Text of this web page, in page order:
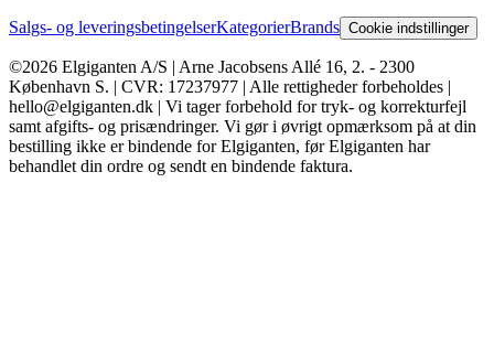
Salgs- og leveringsbetingelserKategorierBrands Cookie indstillinger
©2026 Elgiganten A/S | Arne Jacobsens Allé 16, 2. - 2300
København S. | CVR: 17237977 | Alle rettigheder forbeholdes |
hello@elgiganten.dk | Vi tager forbehold for tryk- og korrekturfejl
samt afgifts- og prisændringer. Vi gør i øvrigt opmærksom på at din
bestilling ikke er bindende for Elgiganten, før Elgiganten har
behandlet din ordre og sendt en bindende faktura.